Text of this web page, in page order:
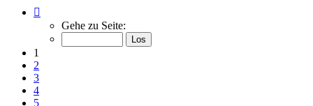
von
Gehe zu Seite:
1
2
3
4
5